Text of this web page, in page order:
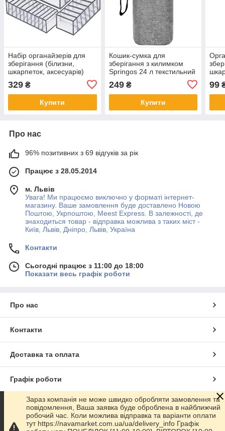
Набір органайзерів для
зберігання (білизни,
шкарпеток, аксесуарів)
329 ₴
Купити
Кошик-сумка для
зберігання з килимком
Springos 24 л текстильний
для іграшок і аксесуарів
HA0130 .
249₴
Купити
99
Про нас
96% позитивних з 69 відгуків за рік
Працює з 28.05.2014
м. Львів
Увага! Ми працюємо виключно у форматі інтернет-
магазину. Ваше замовлення буде доставлено Новою
Поштою, Укрпоштою, Meest Express. В залежності, де
знаходиться товар - відправка можлива з таких міст -
Київ, Львів, Дніпро, Львів, Україна
Контакти
Сьогодні працює з 11:00 до 18:00
Показати весь графік роботи
Про нас
Контакти
Доставка та оплата
Графік роботи
Повна версія сайту
Сайт створено на маркетплейсіProm.ua
Зараз компанія не може швидко обробляти замовлення та
повідомлення, Ваша заявка буде оброблена в найближчий
робочий час. Коли можлива відправка та варіанти оплати
тут https://navamarket.com.ua/ua/delivery_info Графік